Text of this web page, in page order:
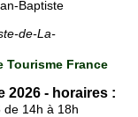
Baptiste
de-La-
Tourisme France
2026 - horaires :
de 14h à 18h